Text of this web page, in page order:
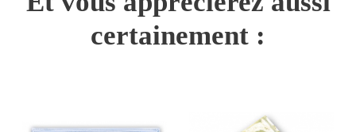
certainement :